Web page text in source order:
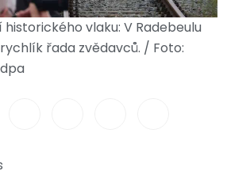
vlaku: V Radebeulu
řada zvědavců. / Foto: